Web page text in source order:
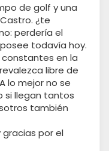
de golf y una
¿te
perdería el
todavía hoy.
en la
libre de
lo mejor no se
si llegan tantos
también
por el